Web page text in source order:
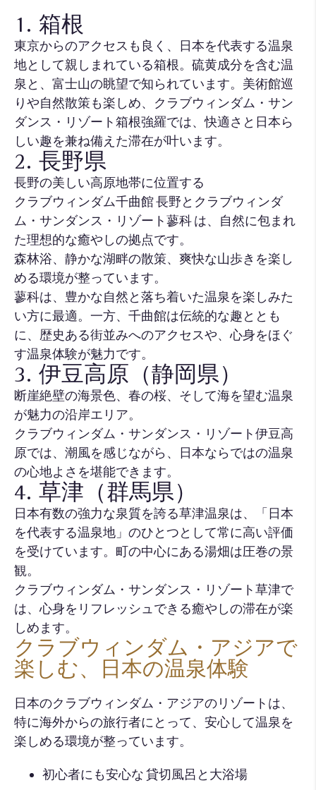
1. 箱根
東京からのアクセスも良く、日本を代表する温泉
地として親しまれている箱根。硫黄成分を含む温
泉と、富士山の眺望で知られています。美術館巡
りや自然散策も楽しめ、クラブウィンダム・サン
ダンス・リゾート箱根強羅では、快適さと日本ら
しい趣を兼ね備えた滞在が叶います。
2. 長野県
長野の美しい高原地帯に位置する
クラブウィンダム千曲館 長野とクラブウィンダ
ム・サンダンス・リゾート蓼科 は、自然に包まれ
た理想的な癒やしの拠点です。
森林浴、静かな湖畔の散策、爽快な山歩きを楽し
める環境が整っています。
蓼科は、豊かな自然と落ち着いた温泉を楽しみた
い方に最適。一方、千曲館は伝統的な趣ととも
に、歴史ある街並みへのアクセスや、心身をほぐ
す温泉体験が魅力です。
3. 伊豆高原（静岡県）
断崖絶壁の海景色、春の桜、そして海を望む温泉
が魅力の沿岸エリア。
クラブウィンダム・サンダンス・リゾート伊豆高
原では、潮風を感じながら、日本ならではの温泉
の心地よさを堪能できます。
4. 草津（群馬県）
日本有数の強力な泉質を誇る草津温泉は、「日本
を代表する温泉地」のひとつとして常に高い評価
を受けています。町の中心にある湯畑は圧巻の景
観。
クラブウィンダム・サンダンス・リゾート草津で
は、心身をリフレッシュできる癒やしの滞在が楽
しめます。
クラブウィンダム・アジアで
楽しむ、日本の温泉体験
日本のクラブウィンダム・アジアのリゾートは、
特に海外からの旅行者にとって、安心して温泉を
楽しめる環境が整っています。
初心者にも安心な 貸切風呂と大浴場